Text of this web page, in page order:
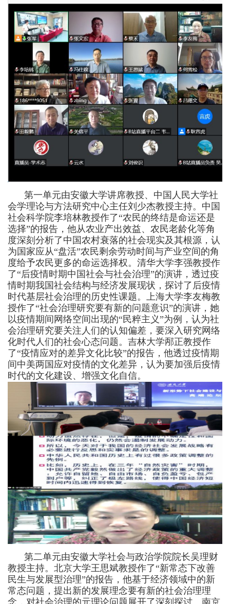
第一单元由安徽大学讲席教授、中国人民大学社
会学理论与方法研究中心主任刘少杰教授主持。中国
社会科学院李培林教授作了“农民的终结是命运还是
选择”的报告 ，他从农业产出效益、农民老龄化等角
度深刻分析了中国农村衰落的社会现实及其根源 ，认
为国家应从“盘活”农民剩余劳动时间与产业空间的角
度给予农民更多的命运选择权。清华大学李强教授作
了“后疫情时期中国社会与社会治理”的演讲 ， 透过疫
情时期我国社会结构与经济发展现状，探讨了 后疫情
时代基层社会治理的历史性课题。上海大学李友梅教
授作了“社会治理研究要有新的问题意识”的演讲 ，她
以疫情期间网络空间出现的“民粹主义”为例，认为社
会治理研究要关注人们的认知偏差，要深入研究 网络
化时代人们的社会心态问题。吉林大学邴正教授作
了“疫情应对的差异文化比较”的报告 ，他透过疫情期
间中美两国应对疫情的文化差异，认为要加强后疫情
时代的文化建设、增强文化自信。
第二单元由安徽大学社会与政治学院院长吴理财
教授主持。北京大学王思斌教授作了“新常态下改善
民生与发展型治理”的报告 ，他基于经济领域中的新
常态问题 ， 提出新的发展理念要有新的社会治理理
念 ，对社会治理的元理论问题展开了深刻探讨 。南京